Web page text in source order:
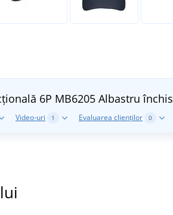
6P MB6205 Albastru închis
Video-uri 1 Evaluarea clienților 0